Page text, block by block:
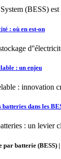
(BESS)
: où en est-on
: un enjeu
: innovation
dans les
: un levier
par batterie (BESS)